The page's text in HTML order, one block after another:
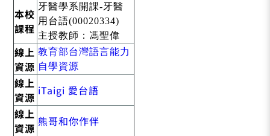
本校
課程
牙醫學系開課-牙醫
用台語(00020334)
主授教師：馮聖偉
線上
資源
教育部台灣語言能力
自學資源
線上
資源 iTaigi 愛台語
線上
資源 熊哥和你作伴